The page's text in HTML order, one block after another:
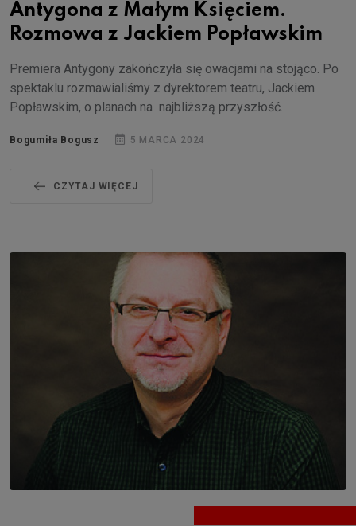
Antygona z Małym Księciem.
Rozmowa z Jackiem Popławskim
Premiera Antygony zakończyła się owacjami na stojąco. Po
spektaklu rozmawialiśmy z dyrektorem teatru, Jackiem
Popławskim, o planach na najbliższą przyszłość.
Bogumiła Bogusz 5 MARCA 2024
CZYTAJ WIĘCEJ